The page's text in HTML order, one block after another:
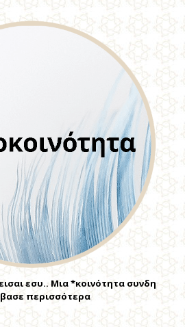
εσυ.. Μια *κοινότητα συνδη
περισσότερα